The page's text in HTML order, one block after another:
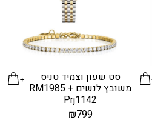
סט שעון וצמיד טניס
משובץ לנשים RM1985 +
Prj1142
₪799